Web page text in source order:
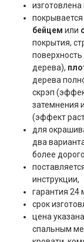
бейцем или
покрытия,
дерева),
дерева
скрэп
затемнения
(эффект
для
два
более
инструкции,
гарантия 24
срок
цена
спальным